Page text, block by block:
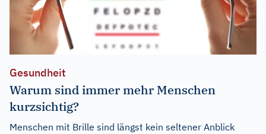
Gesundheit
Warum sind immer mehr Menschen
kurzsichtig?
Menschen mit Brille sind längst kein seltener Anblick